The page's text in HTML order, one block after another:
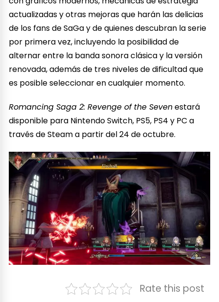
actualizadas y otras mejoras que harán las delicias
de los fans de SaGa y de quienes descubran la serie
por primera vez, incluyendo la posibilidad de
alternar entre la banda sonora clásica y la versión
renovada, además de tres niveles de dificultad que
es posible seleccionar en cualquier momento.
Romancing Saga 2: Revenge of the Sevenestará
disponible para Nintendo Switch, PS5, PS4 y PC a
través de Steam a partir del 24 de octubre.
Rate this post